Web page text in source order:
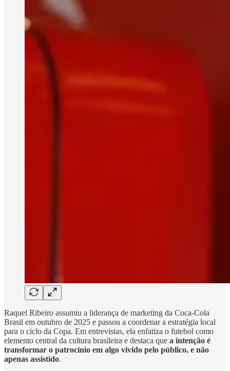
Raquel Ribeiro assumiu a liderança de marketing da Coca-Cola
Brasil em outubro de 2025 e passou a coordenar a estratégia local
para o ciclo da Copa. Em entrevistas, ela enfatiza o futebol como
elemento central da cultura brasileira e destaca que a intenção é
transformar o patrocínio em algo vivido pelo público, e não
apenas assistido.